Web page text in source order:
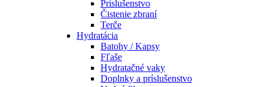
Príslušenstvo
Čistenie zbraní
Terče
Hydratácia
Batohy / Kapsy
Fľaše
Hydratačné vaky
Doplnky a príslušenstvo